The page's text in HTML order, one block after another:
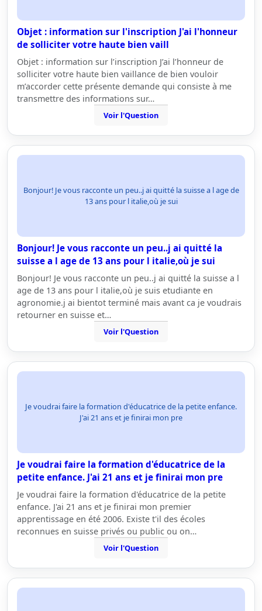
Objet : information sur l'inscription J'ai l'honneur
de solliciter votre haute bien vaill
Objet : information sur l’inscription J’ai l’honneur de
solliciter votre haute bien vaillance de bien vouloir
m’accorder cette présente demande qui consiste à me
transmettre des informations sur…
Voir l'Question
Bonjour! Je vous racconte un peu..j ai quitté la suisse a l age de
13 ans pour l italie,où je sui
Bonjour! Je vous racconte un peu..j ai quitté la
suisse a l age de 13 ans pour l italie,où je sui
Bonjour! Je vous racconte un peu..j ai quitté la suisse a l
age de 13 ans pour l italie,où je suis etudiante en
agronomie.j ai bientot terminé mais avant ca je voudrais
retourner en suisse et…
Voir l'Question
Je voudrai faire la formation d'éducatrice de la petite enfance.
J'ai 21 ans et je finirai mon pre
Je voudrai faire la formation d'éducatrice de la
petite enfance. J'ai 21 ans et je finirai mon pre
Je voudrai faire la formation d'éducatrice de la petite
enfance. J'ai 21 ans et je finirai mon premier
apprentissage en été 2006. Existe t'il des écoles
reconnues en suisse privés ou public ou on…
Voir l'Question